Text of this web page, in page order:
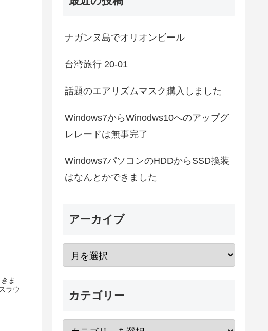
ま
ラウ
ナガンヌ島でオリオンビール
台湾旅行 20-01
話題のエアリズムマスク購入しました
Windows7からWinodws10へのアップグ
レレードは無事完了
Windows7パソコンのHDDからSSD換装
はなんとかできました
アーカイブ
カテゴリー